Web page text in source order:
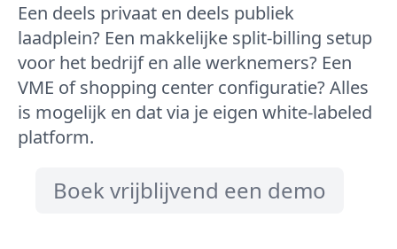
Een deels privaat en deels publiek
laadplein? Een makkelijke split-billing setup
voor het bedrijf en alle werknemers? Een
VME of shopping center configuratie? Alles
is mogelijk en dat via je eigen white-labeled
platform.
Boek vrijblijvend een demo